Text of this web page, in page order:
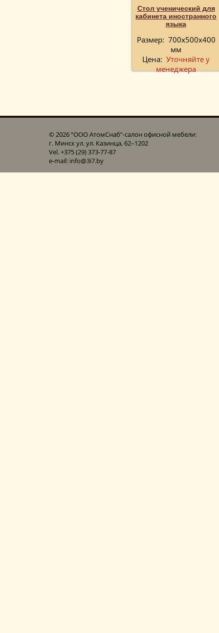
Стол ученический для
кабинета иностранного
языка
Размер: 700х500х400
мм
Цена: Уточняйте у
менеджера
© 2026 “ООО АтомСнаб”-cалон офисной мебели:
г. Минск ул. ул. Казинца, 62–1202
Vel. +375 (29) 373-77-87
e-mail: info@3i7.by